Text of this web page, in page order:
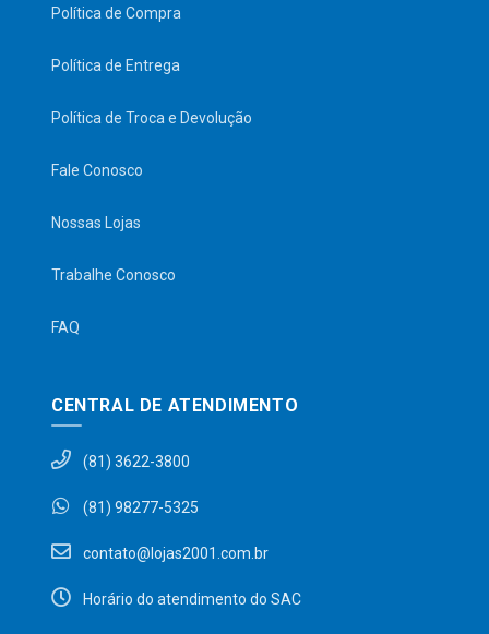
Política de Compra
Política de Entrega
Política de Troca e Devolução
Fale Conosco
Nossas Lojas
Trabalhe Conosco
FAQ
CENTRAL DE ATENDIMENTO
(81) 3622-3800
(81) 98277-5325
contato@lojas2001.com.br
Horário do atendimento do SAC